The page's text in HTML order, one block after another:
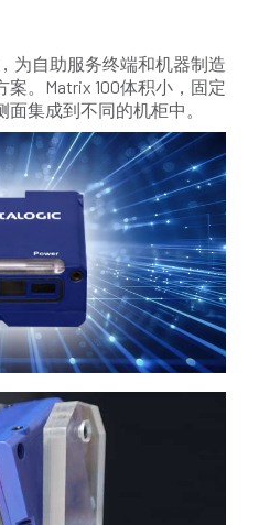
为自助服务终端和机器制造
。Matrix 100体积小，固定
集成到不同的机柜中。